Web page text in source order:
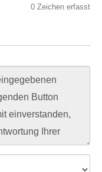
0 Zeichen erfasst